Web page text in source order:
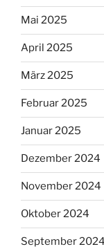
Mai 2025
April 2025
März 2025
Februar 2025
Januar 2025
Dezember 2024
November 2024
Oktober 2024
September 2024